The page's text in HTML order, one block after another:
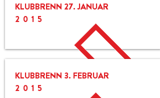
KLUBBRENN 27. JANUAR
2015
KLUBBRENN 3. FEBRUAR
2015